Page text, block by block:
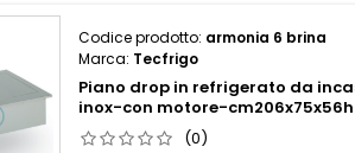
Codice prodotto: armonia 6 brina
Marca: Tecfrigo
Piano drop in refrigerato da
inox-con motore-cm206x75x56h
(0)